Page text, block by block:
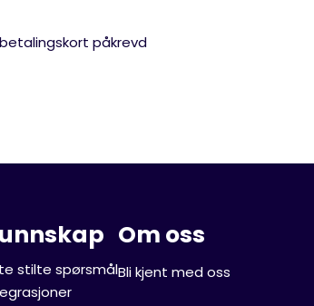
påkrevd
stilte spørsmål
Om oss
Bli kjent med oss